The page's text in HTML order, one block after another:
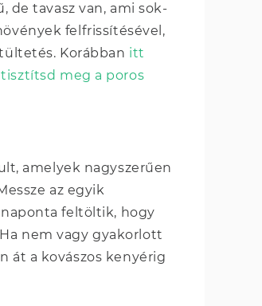
de tavasz van, ami sok-
felfrissítésével,
Korábban itt
meg a poros
amelyek nagyszerűen
az egyik
feltöltik, hogy
nem vagy gyakorlott
át a kovászos kenyérig